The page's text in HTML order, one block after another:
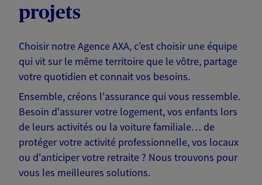
projets
Choisir notre Agence AXA, c’est choisir une équipe
qui vit sur le même territoire que le vôtre, partage
votre quotidien et connait vos besoins.
Ensemble, créons l'assurance qui vous ressemble.
Besoin d'assurer votre logement, vos enfants lors
de leurs activités ou la voiture familiale… de
protéger votre activité professionnelle, vos locaux
ou d'anticiper votre retraite ? Nous trouvons pour
vous les meilleures solutions.